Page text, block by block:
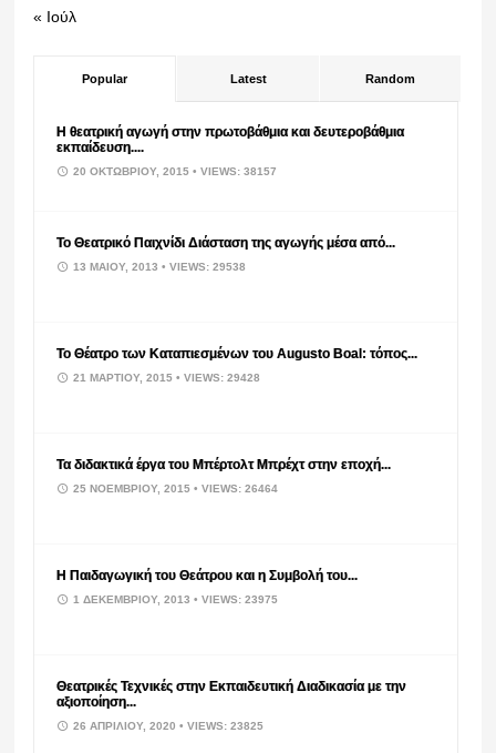
« Ιούλ
Popular Latest Random
Η θεατρική αγωγή στην πρωτοβάθμια και δευτεροβάθμια
εκπαίδευση....
20 ΟΚΤΩΒΡΊΟΥ, 2015• VIEWS: 38157
Το Θεατρικό Παιχνίδι Διάσταση της αγωγής μέσα από...
13 ΜΑΪ́ΟΥ, 2013• VIEWS: 29538
Το Θέατρο των Καταπιεσμένων του Augusto Boal: τόπος...
21 ΜΑΡΤΊΟΥ, 2015• VIEWS: 29428
Τα διδακτικά έργα του Μπέρτολτ Μπρέχτ στην εποχή...
25 ΝΟΕΜΒΡΊΟΥ, 2015• VIEWS: 26464
Η Παιδαγωγική του Θεάτρου και η Συμβολή του...
1 ΔΕΚΕΜΒΡΊΟΥ, 2013• VIEWS: 23975
Θεατρικές Τεχνικές στην Εκπαιδευτική Διαδικασία με την
αξιοποίηση...
26 ΑΠΡΙΛΊΟΥ, 2020• VIEWS: 23825